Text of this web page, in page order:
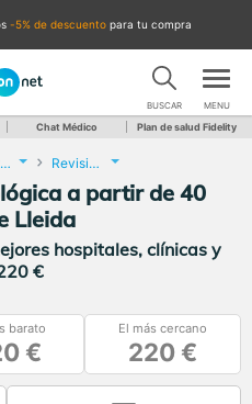
-5% de descuento para tu compra
BUSCAR MENU
Chat Médico Plan de salud Fidelity
Obstetricia y Ginecología Revisión anual Ginecológica a partir de 40 años
a partir de 40
Lleida
hospitales, clínicas y
€
barato
€
El más cercano
220 €